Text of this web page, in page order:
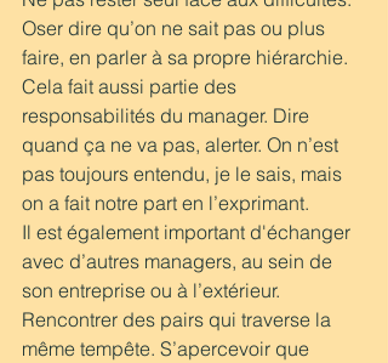
Oser dire qu’on ne sait pas ou plus
faire, en parler à sa propre hiérarchie.
Cela fait aussi partie des
responsabilités du manager. Dire
quand ça ne va pas, alerter. On n’est
pas toujours entendu, je le sais, mais
on a fait notre part en l’exprimant.
Il est également important d'échanger
avec d’autres managers, au sein de
son entreprise ou à l’extérieur.
Rencontrer des pairs qui traverse la
même tempête. S’apercevoir que